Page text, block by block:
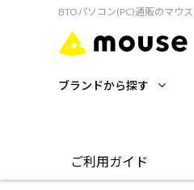
BTOパソコン(PC)通販のマウ
ブランドから探す
ご利用ガイド